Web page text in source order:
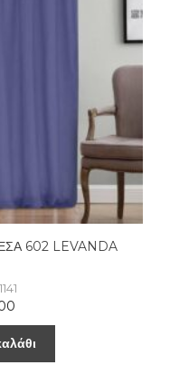
602 LEVANDA